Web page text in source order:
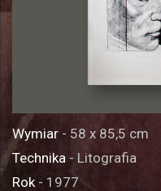
Wymiar - 58 x 85,5 cm
Technika - Litografia
Rok- 1977